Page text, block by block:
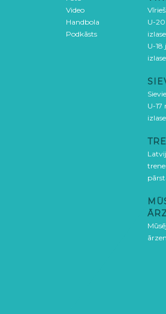
Video
Handbola
Podkāsts
U-
izlase
U-18
izlase
U-17
izlase